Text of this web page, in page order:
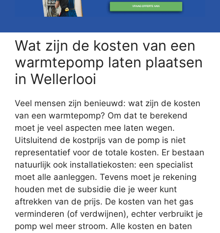
Wat zijn de kosten van een
warmtepomp laten plaatsen
in Wellerlooi
Veel mensen zijn benieuwd: wat zijn de kosten
van een warmtepomp? Om dat te berekend
moet je veel aspecten mee laten wegen.
Uitsluitend de kostprijs van de pomp is niet
representatief voor de totale kosten. Er bestaan
natuurlijk ook installatiekosten: een specialist
moet alle aanleggen. Tevens moet je rekening
houden met de subsidie die je weer kunt
aftrekken van de prijs. De kosten van het gas
verminderen (of verdwijnen), echter verbruikt je
pomp wel meer stroom. Alle kosten en baten